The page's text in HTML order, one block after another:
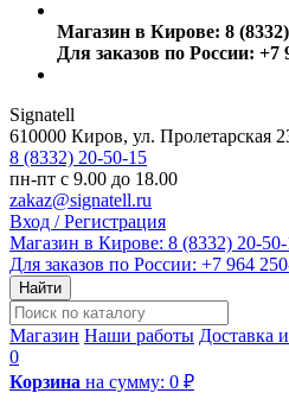
Магазин в Кирове: 8
Для заказов по России: +7
Signatell
610000 Киров, ул. Пролетарская
8 (8332) 20-50-15
пн-пт с 9.00 до 18.00
zakaz@signatell.ru
Вход / Регистрация
Магазин в Кирове: 8 (8332) 20-
Для заказов по России: +7 964
Найти
Магазин Наши работы Доставка
0
Корзина на сумму: 0 ₽